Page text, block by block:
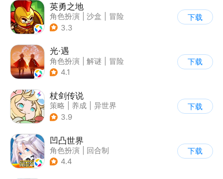
英勇之地
角色扮演 沙盒
冒险
| steam游戏
3.3
下载
光·遇
角色扮演 解谜
冒险
| 开放世界
4.1
下载
杖剑传说
策略 养成
异世界
| 二次元
3.9
下载
凹凸世界
角色扮演
回合制
| 动漫改编
4.4
下载